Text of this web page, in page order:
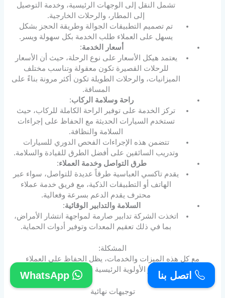
تشمل النقل إلى الوجهات الرئيسية، وخدمة التوصيل
إلى المطار، والرحلات الخارجية.
تم تصميم التطبيقات الجوالة وطريقة الحجز بشكل
يسهل على العملاء طلب الخدمة بكل سهولة ويسر.
أسعار الخدمة:
يعتمد هيكل الأسعار على نوع الرحلة، حيث أن الأسعار
للرحلات القصيرة تكون معقولة وتناسب مختلف
الميزانيات، والرحلات الطويلة تكون أكثر مرونة بناءً على
المسافة.
راحة وسلامة الركاب:
تركز الخدمة على توفير الراحة الكاملة للركاب، حيث
تستخدم السيارات الحديثة مع الحفاظ على إجراءات
السلامة والنظافة.
تتضمن هذه الإجراءات الفحص الدوري للسيارات
وتدريب السائقين على أفضل الطرق للقيادة والسلامة.
طرق التواصل وخدمة العملاء:
يقدم تاكسي العباسية طرقاً عديدة للتواصل، سواء عبر
الهاتف أو التطبيقات الذكية، مع فريق خدمة عملاء
محترف يقدم الدعم بسرعة وفعالية.
السلامة والتدابير الوقائية:
اتخذت الشركة تدابير صارمة لمواجهة انتشار الأمراض،
بما في ذلك تعقيم المعدات وتوفير أدوات الحماية.
المشكلة:
مع كل هذه الميزات والخدمات، يظل الحفاظ على العملاء
وإرضائهم هو الأولوية الرئيسية لتاكسي العباسية.
توجيهات نهائية
اتصل بنا